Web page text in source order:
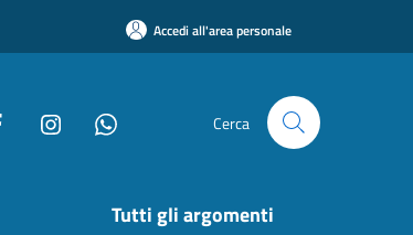
Accedi all'area personale
Cerca
Tutti gli argomenti